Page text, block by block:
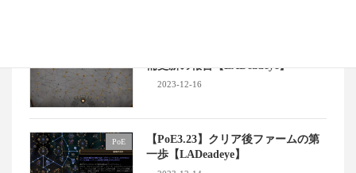
備更新の報告【LADeadeye】
2023-12-16
PoE
【PoE3.23】クリア後ファームの第
一歩【LADeadeye】